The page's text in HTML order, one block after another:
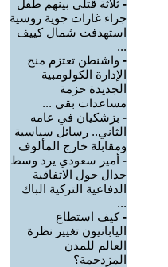
- ثلاثة قتلى بينهم طفل
جراء غارات جوية روسية
استهدفت شمال كييف
...
- واشنطن تعتزم منح
الإدارة الكولومبية
الجديدة حزمة
مساعدات بقي ...
- بزشكيان في عامه
الثاني.. رسائل سياسية
ومقابلة خارج المألوف
- أمير سعودي يرد وسط
جدال حول الاتفاقية
الدفاعية التركية الباك
...
-كيف استطاع
اليابانيون تغيير نظرة
العالم للمدن
المزدحمة؟